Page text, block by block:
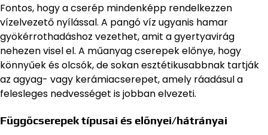
Fontos, hogy a cserép mindenképp rendelkezzen
vízelvezető nyílással. A pangó víz ugyanis hamar
gyökérrothadáshoz vezethet, amit a gyertyavirág
nehezen visel el. A műanyag cserepek előnye, hogy
könnyűek és olcsók, de sokan esztétikusabbnak tartják
az agyag- vagy kerámiacserepet, amely ráadásul a
felesleges nedvességet is jobban elvezeti.
Függőcserepek típusai és előnyei/hátrányai